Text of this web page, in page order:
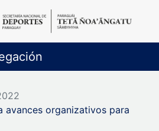
avances organizativos para